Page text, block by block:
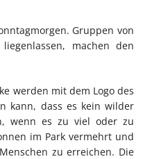
Gruppen von
machen den
werden mit dem Logo des
kann, dass es kein wilder
wenn es zu viel oder zu
im Park vermehrt und
zu erreichen. Die